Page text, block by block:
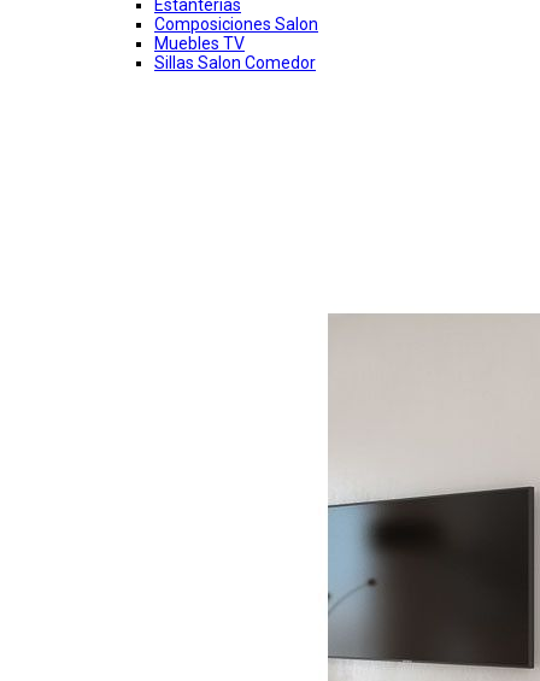
Estanterias
Composiciones Salon
Muebles TV
Sillas Salon Comedor